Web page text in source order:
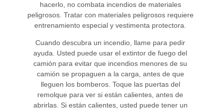
hacerlo, no combata incendios de materiales
peligrosos. Tratar con materiales peligrosos requiere
entrenamiento especial y vestimenta protectora.
Cuando descubra un incendio, llame para pedir
ayuda. Usted puede usar el extintor de fuego del
camión para evitar que incendios menores de su
camión se propaguen a la carga, antes de que
lleguen los bomberos. Toque las puertas del
remolque para ver si están calientes, antes de
abrirlas. Si están calientes, usted puede tener un